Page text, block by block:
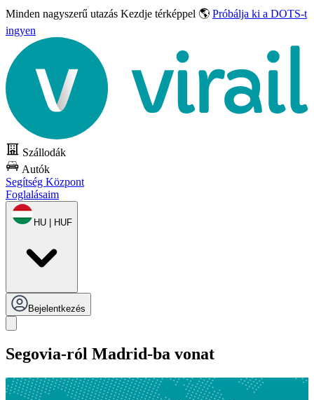
Minden nagyszerű utazás Kezdje térképpel 🌎 Próbálja ki a DOTS-t
ingyen
Szállodák
Autók
Segítség Központ
Foglalásaim
HU | HUF
Bejelentkezés
Segovia-ról Madrid-ba vonat